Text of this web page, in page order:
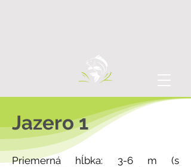
Jazero 1
Priemerná hĺbka: 3-6 m (s